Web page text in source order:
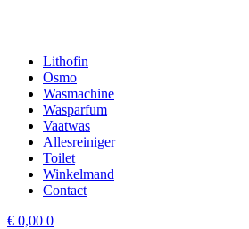
Lithofin
Osmo
Wasmachine
Wasparfum
Vaatwas
Allesreiniger
Toilet
Winkelmand
Contact
€ 0,00 0